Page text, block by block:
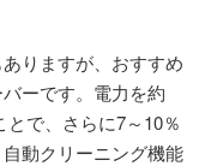
りますが、おすすめ
ーです。電力を約
で、さらに7～10％
動クリーニング機能